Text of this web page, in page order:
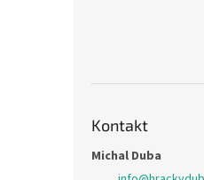
Kontakt
Michal Duba